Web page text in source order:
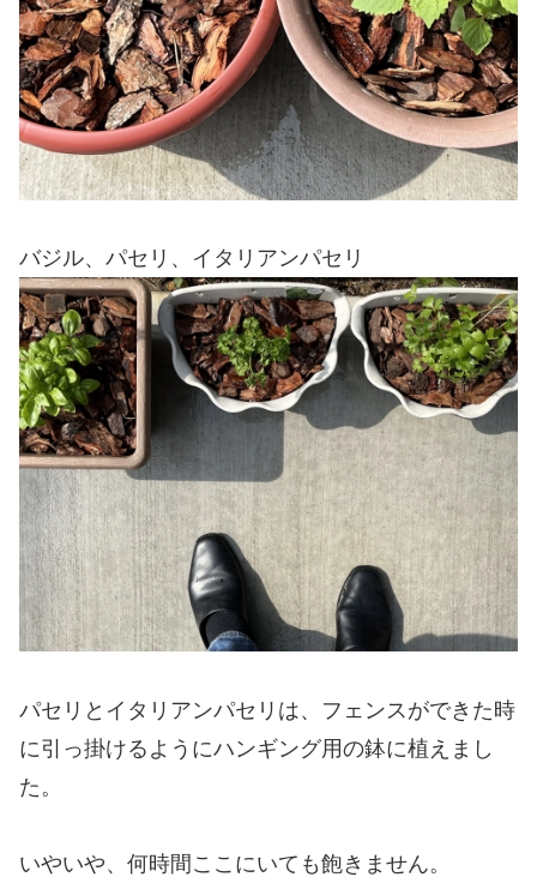
バジル、パセリ、イタリアンパセリ
パセリとイタリアンパセリは、フェンスができた時
に引っ掛けるようにハンギング用の鉢に植えまし
た。
いやいや、何時間ここにいても飽きません。